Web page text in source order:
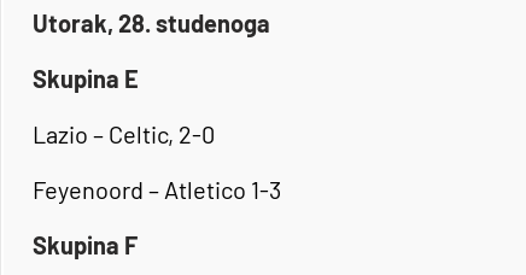
Utorak, 28. studenoga
Skupina E
Lazio – Celtic, 2-0
Feyenoord – Atletico 1-3
Skupina F